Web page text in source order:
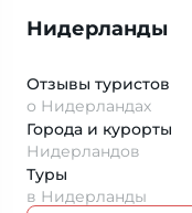
Нидерланды
Отзывы туристов
о Нидерландах
Города и курорты
Нидерландов
Туры
в Нидерланды